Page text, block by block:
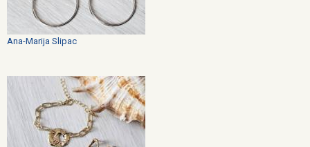
Ana-Marija Slipac